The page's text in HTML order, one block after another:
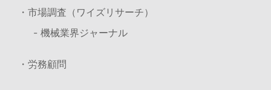
・市場調査（ワイズリサーチ）
- 機械業界ジャーナル
・労務顧問